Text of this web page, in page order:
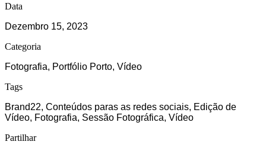
Data
Dezembro 15, 2023
Categoria
Fotografia, Portfólio Porto, Vídeo
Tags
Brand22, Conteúdos paras as redes sociais, Edição de
Vídeo, Fotografia, Sessão Fotográfica, Vídeo
Partilhar